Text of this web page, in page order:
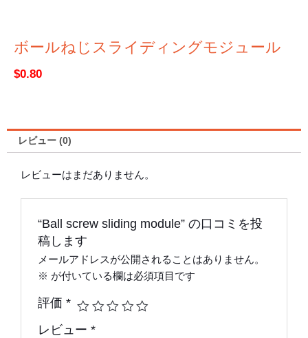
ボールねじスライディングモジュール
$0.80
レビュー (0)
レビューはまだありません。
“Ball screw sliding module” の口コミを投
稿します
メールアドレスが公開されることはありません。
※ が付いている欄は必須項目です
評価*
レビュー*